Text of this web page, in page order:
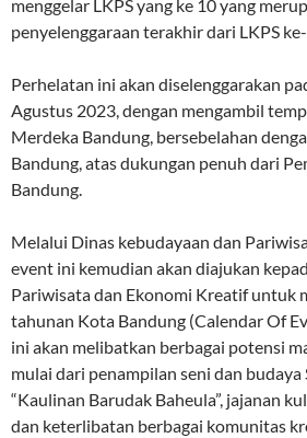
menggelar LKPS yang ke 10 yang
penyelenggaraan terakhir dari LKPS
Perhelatan ini akan diselenggarakan
Agustus 2023, dengan mengambil
Merdeka Bandung, bersebelahan
Bandung, atas dukungan penuh dari
Bandung.
Melalui Dinas kebudayaan dan
event ini kemudian akan diajukan
Pariwisata dan Ekonomi Kreatif untuk
tahunan Kota Bandung (Calendar Of
ini akan melibatkan berbagai potensi
mulai dari penampilan seni dan budaya
“Kaulinan Barudak Baheula”, jajanan
dan keterlibatan berbagai komunitas